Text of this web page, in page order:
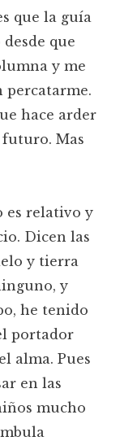
que la guía
que
y me
percatarme.
hace arder
futuro. Mas
es relativo y
Dicen las
y tierra
y
he tenido
portador
alma. Pues
en las
mucho